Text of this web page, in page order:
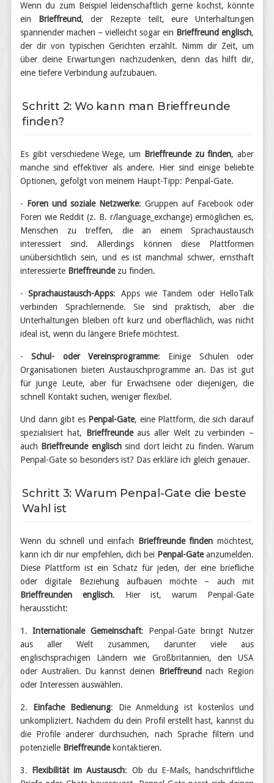
Wenn du zum Beispiel leidenschaftlich gerne kochst, könnte
ein
Brieffreund, der Rezepte teilt, eure Unterhaltungen
spannender machen – vielleicht sogar ein Brieffreund englisch,
der dir von typischen Gerichten erzählt. Nimm dir Zeit, um
über deine Erwartungen nachzudenken, denn das hilft dir,
eine tiefere Verbindung aufzubauen.
Schritt 2: Wo kann man Brieffreunde
finden?
Es gibt verschiedene Wege, um Brieffreunde zu finden, aber
manche sind effektiver als andere. Hier sind einige beliebte
Optionen, gefolgt von meinem Haupt-Tipp: Penpal-Gate.
- Foren und soziale Netzwerke: Gruppen auf Facebook oder
Foren wie Reddit (z. B. r/language_exchange) ermöglichen es,
Menschen zu treffen, die an einem Sprachaustausch
interessiert sind. Allerdings können diese Plattformen
unübersichtlich sein, und es ist manchmal schwer, ernsthaft
interessierte Brieffreundezu finden.
-Sprachaustausch-Apps: Apps wie Tandem oder HelloTalk
verbinden Sprachlernende. Sie sind praktisch, aber die
Unterhaltungen bleiben oft kurz und oberflächlich, was nicht
ideal ist, wenn du längere Briefe möchtest.
-Schul- oder Vereinsprogramme: Einige Schulen oder
Organisationen bieten Austauschprogramme an. Das ist gut
für junge Leute, aber für Erwachsene oder diejenigen, die
schnell Kontakt suchen, weniger flexibel.
Und dann gibt es Penpal-Gate, eine Plattform, die sich darauf
spezialisiert hat,
Brieffreundeaus aller Welt zu verbinden –
auch Brieffreunde englischsind dort leicht zu finden. Warum
Penpal-Gate so besonders ist? Das erkläre ich gleich genauer.
Schritt 3: Warum Penpal-Gate die beste
Wahl ist
Wenn du schnell und einfach Brieffreunde finden möchtest,
kann ich dir nur empfehlen, dich bei Penpal-Gateanzumelden.
Diese Plattform ist ein Schatz für jeden, der eine briefliche
oder digitale Beziehung aufbauen möchte – auch mit
Brieffreunden englisch. Hier ist, warum Penpal-Gate
heraussticht:
1.Internationale Gemeinschaft: Penpal-Gate bringt Nutzer
aus aller Welt zusammen, darunter viele aus
englischsprachigen Ländern wie Großbritannien, den USA
oder Australien. Du kannst deinen
Brieffreund nach Region
oder Interessen auswählen.
2. Einfache Bedienung: Die Anmeldung ist kostenlos und
unkompliziert. Nachdem du dein Profil erstellt hast, kannst du
die Profile anderer durchsuchen, nach Sprache filtern und
potenzielle Brieffreundekontaktieren.
3. Flexibilität im Austausch: Ob du E-Mails, handschriftliche